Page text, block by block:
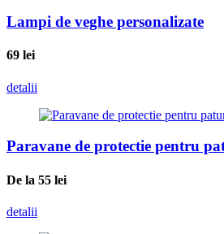
Lampi de veghe personalizate
69 lei
detalii
Paravane de protectie pentru
De la 55 lei
detalii